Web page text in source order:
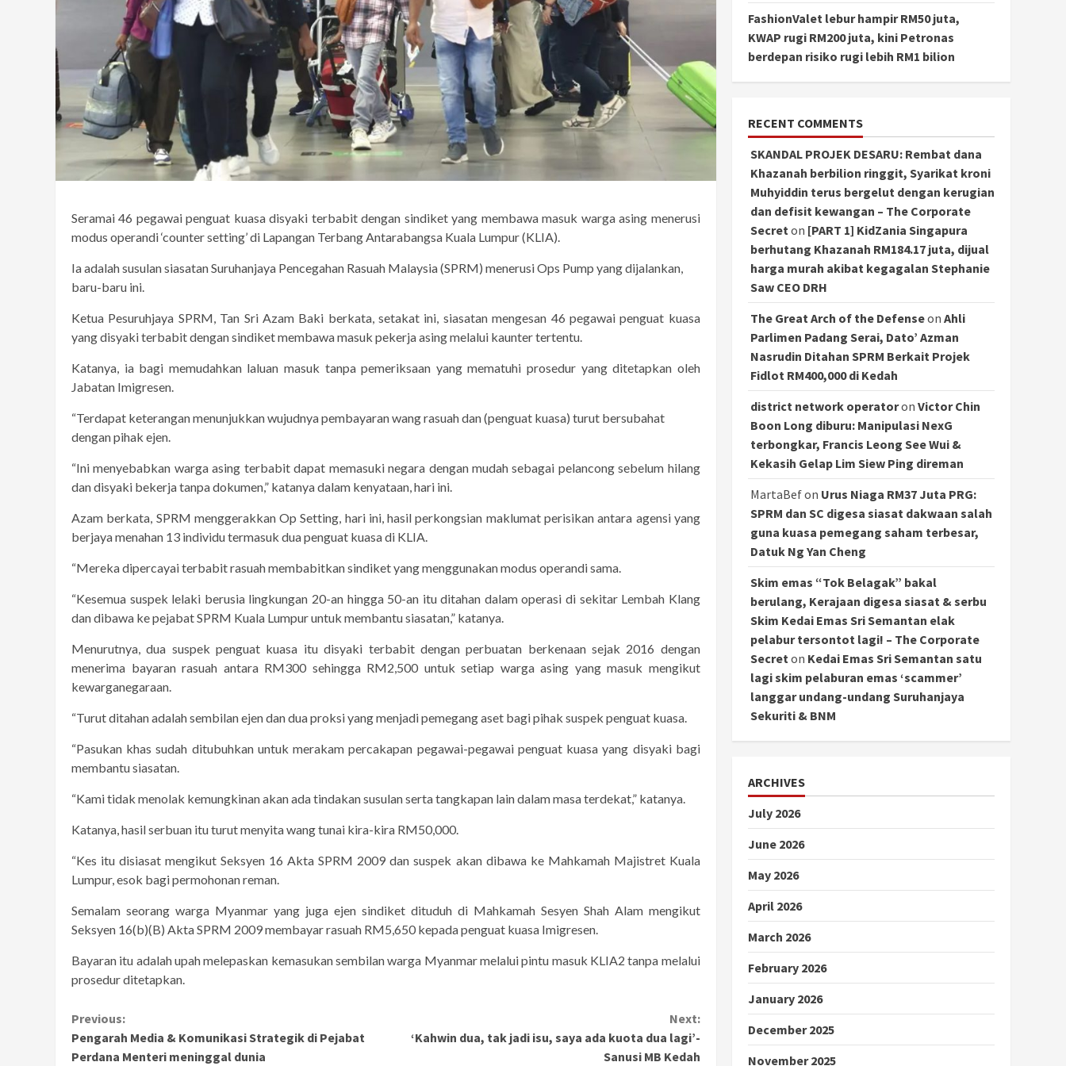
Seramai 46 pegawai penguat kuasa disyaki terbabit dengan sindiket yang membawa masuk warga asing menerusi
modus operandi ‘counter setting’ di Lapangan Terbang Antarabangsa Kuala Lumpur (KLIA).
Ia adalah susulan siasatan Suruhanjaya Pencegahan Rasuah Malaysia (SPRM) menerusi Ops Pump yang dijalankan,
baru-baru ini.
Ketua Pesuruhjaya SPRM, Tan Sri Azam Baki berkata, setakat ini, siasatan mengesan 46 pegawai penguat kuasa
yang disyaki terbabit dengan sindiket membawa masuk pekerja asing melalui kaunter tertentu.
Katanya, ia bagi memudahkan laluan masuk tanpa pemeriksaan yang mematuhi prosedur yang ditetapkan oleh
Jabatan Imigresen.
“Terdapat keterangan menunjukkan wujudnya pembayaran wang rasuah dan (penguat kuasa) turut bersubahat
dengan pihak ejen.
“Ini menyebabkan warga asing terbabit dapat memasuki negara dengan mudah sebagai pelancong sebelum hilang
dan disyaki bekerja tanpa dokumen,” katanya dalam kenyataan, hari ini.
Azam berkata, SPRM menggerakkan Op Setting, hari ini, hasil perkongsian maklumat perisikan antara agensi yang
berjaya menahan 13 individu termasuk dua penguat kuasa di KLIA.
“Mereka dipercayai terbabit rasuah membabitkan sindiket yang menggunakan modus operandi sama.
“Kesemua suspek lelaki berusia lingkungan 20-an hingga 50-an itu ditahan dalam operasi di sekitar Lembah Klang
dan dibawa ke pejabat SPRM Kuala Lumpur untuk membantu siasatan,” katanya.
Menurutnya, dua suspek penguat kuasa itu disyaki terbabit dengan perbuatan berkenaan sejak 2016 dengan
menerima bayaran rasuah antara RM300 sehingga RM2,500 untuk setiap warga asing yang masuk mengikut
kewarganegaraan.
“Turut ditahan adalah sembilan ejen dan dua proksi yang menjadi pemegang aset bagi pihak suspek penguat kuasa.
“Pasukan khas sudah ditubuhkan untuk merakam percakapan pegawai-pegawai penguat kuasa yang disyaki bagi
membantu siasatan.
“Kami tidak menolak kemungkinan akan ada tindakan susulan serta tangkapan lain dalam masa terdekat,” katanya.
Katanya, hasil serbuan itu turut menyita wang tunai kira-kira RM50,000.
“Kes itu disiasat mengikut Seksyen 16 Akta SPRM 2009 dan suspek akan dibawa ke Mahkamah Majistret Kuala
Lumpur, esok bagi permohonan reman.
Semalam seorang warga Myanmar yang juga ejen sindiket dituduh di Mahkamah Sesyen Shah Alam mengikut
Seksyen 16(b)(B) Akta SPRM 2009 membayar rasuah RM5,650 kepada penguat kuasa Imigresen.
Bayaran itu adalah upah melepaskan kemasukan sembilan warga Myanmar melalui pintu masuk KLIA2 tanpa melalui
prosedur ditetapkan.
Continue
Reading
Previous:
Pengarah Media & Komunikasi Strategik di Pejabat
Perdana Menteri meninggal dunia
Next:
‘Kahwin dua, tak jadi isu, saya ada kuota dua lagi’-
Sanusi MB Kedah
FashionValet lebur hampir RM50 juta,
KWAP rugi RM200 juta, kini Petronas
berdepan risiko rugi lebih RM1 bilion
RECENT COMMENTS
SKANDAL PROJEK DESARU: Rembat dana
Khazanah berbilion ringgit, Syarikat kroni
Muhyiddin terus bergelut dengan kerugian
dan defisit kewangan – The Corporate
Secret on [PART 1] KidZania Singapura
berhutang Khazanah RM184.17 juta, dijual
harga murah akibat kegagalan Stephanie
Saw CEO DRH
The Great Arch of the Defenseon Ahli
Parlimen Padang Serai, Dato’ Azman
Nasrudin Ditahan SPRM Berkait Projek
Fidlot RM400,000 di Kedah
district network operatoron Victor Chin
Boon Long diburu: Manipulasi NexG
terbongkar, Francis Leong See Wui &
Kekasih Gelap Lim Siew Ping direman
MartaBefon Urus Niaga RM37 Juta PRG:
SPRM dan SC digesa siasat dakwaan salah
guna kuasa pemegang saham terbesar,
Datuk Ng Yan Cheng
Skim emas “Tok Belagak” bakal
berulang, Kerajaan digesa siasat & serbu
Skim Kedai Emas Sri Semantan elak
pelabur tersontot lagi! – The Corporate
Secret on Kedai Emas Sri Semantan satu
lagi skim pelaburan emas ‘scammer’
langgar undang-undang Suruhanjaya
Sekuriti & BNM
ARCHIVES
July 2026
June 2026
May 2026
April 2026
March 2026
February 2026
January 2026
December 2025
November 2025